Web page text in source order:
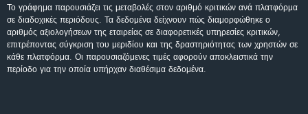
Το γράφημα παρουσιάζει τις μεταβολές στον αριθμό κριτικών ανά πλατφόρμα
σε διαδοχικές περιόδους. Τα δεδομένα δείχνουν πώς διαμορφώθηκε ο
αριθμός αξιολογήσεων της εταιρείας σε διαφορετικές υπηρεσίες κριτικών,
επιτρέποντας σύγκριση του μεριδίου και της δραστηριότητας των χρηστών σε
κάθε πλατφόρμα. Οι παρουσιαζόμενες τιμές αφορούν αποκλειστικά την
περίοδο για την οποία υπήρχαν διαθέσιμα δεδομένα.